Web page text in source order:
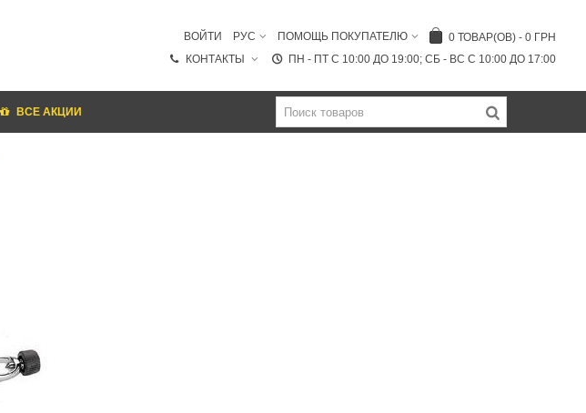
0 ТОВАР(ОВ) - 0 ГРН
ПОМОЩЬ ПОКУПАТЕЛЮ
РУС
ВОЙТИ
ПН - ПТ C 10:00 ДО 19:00; СБ - ВС С 10:00 ДО 17:00
КОНТАКТЫ
ВСЕ АКЦИИ